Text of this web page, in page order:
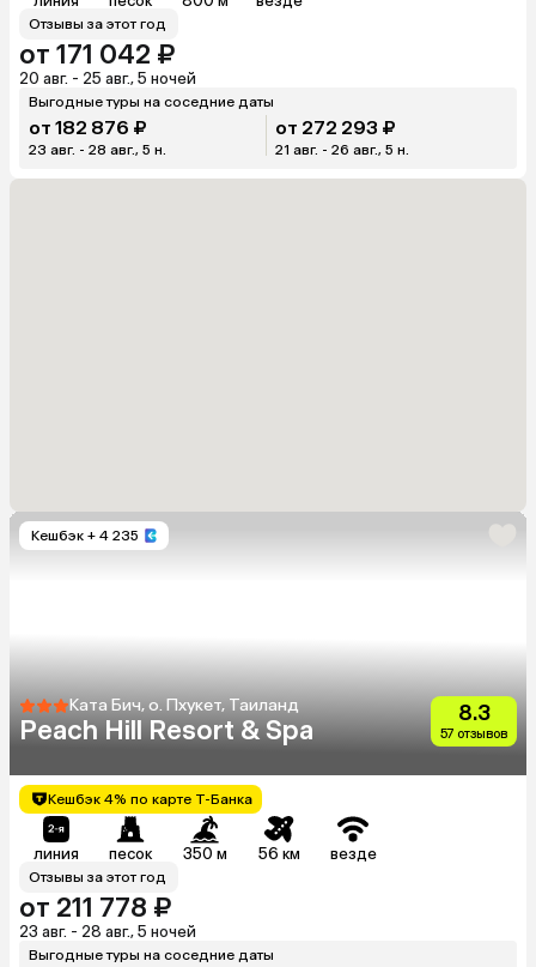
Отзывы за этот год
от 171 042 ₽
20 авг. - 25 авг., 5 ночей
Выгодные туры на соседние даты
от 182 876 ₽
23 авг. - 28 авг., 5 н.
от 272 293 ₽
21 авг. - 26 авг., 5 н.
Кешбэк + 4 235
Ката Бич, о. Пхукет, Таиланд
Peach Hill Resort & Spa
8.3
57 отзывов
Кешбэк 4% по карте Т-Банка
линия песок 350 м 56 км везде
Отзывы за этот год
от 211 778 ₽
23 авг. - 28 авг., 5 ночей
Выгодные туры на соседние даты